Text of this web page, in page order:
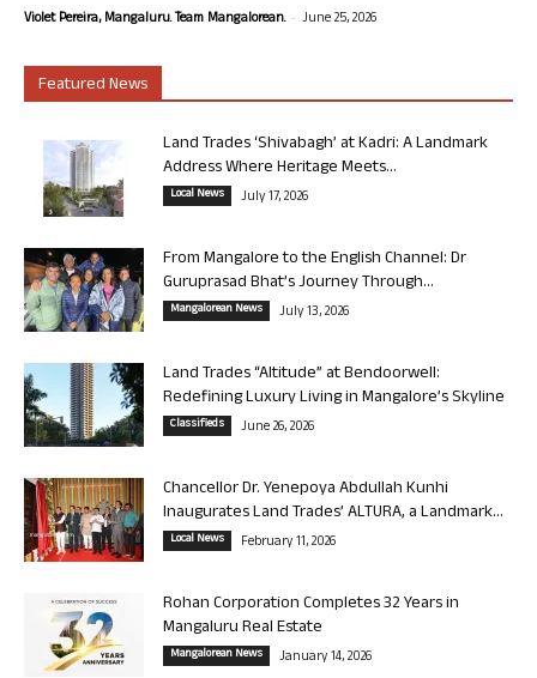
Violet Pereira, Mangaluru. Team Mangalorean. - June 25, 2026
Featured News
Land Trades ‘Shivabagh’ at Kadri: A Landmark
Address Where Heritage Meets...
Local News July 17, 2026
From Mangalore to the English Channel: Dr
Guruprasad Bhat’s Journey Through...
Mangalorean News July 13, 2026
Land Trades “Altitude” at Bendoorwell:
Redefining Luxury Living in Mangalore’s Skyline
Classifieds June 26, 2026
Chancellor Dr. Yenepoya Abdullah Kunhi
Inaugurates Land Trades’ ALTURA, a Landmark...
Local News February 11, 2026
Rohan Corporation Completes 32 Years in
Mangaluru Real Estate
Mangalorean News January 14, 2026